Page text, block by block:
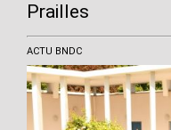
Prailles
ACTU BNDC